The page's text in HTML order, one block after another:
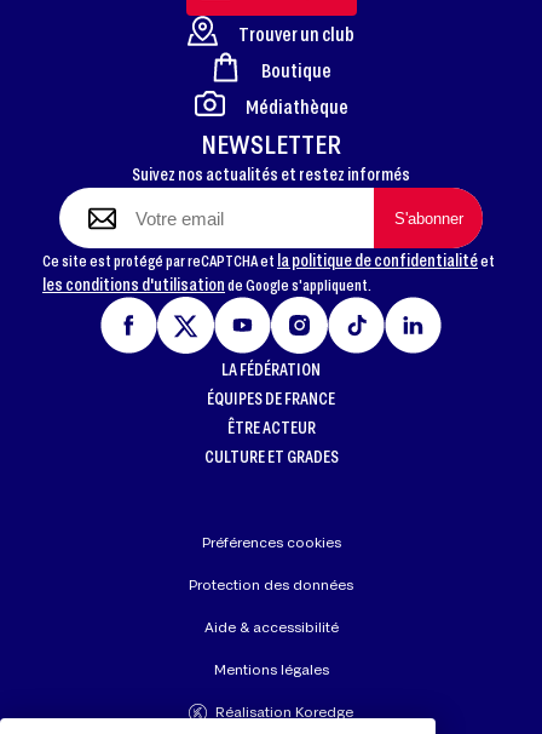
FOOTER
NEWSLETTER
Suivez nos actualités et restez informés
Ce site est protégé par reCAPTCHA et la politique de confidentialitéet
les conditions d'utilisationde Google s'appliquent.
Trouver un club
Boutique
Médiathèque
LA FÉDÉRATION
ÉQUIPES DE FRANCE
ÊTRE ACTEUR
CULTURE ET GRADES
Préférences cookies
Protection des données
Aide & accessibilité
Mentions légales
Réalisation Koredge